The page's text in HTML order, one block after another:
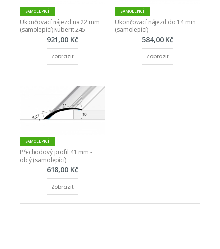
SAMOLEPICÍ
Ukončovací nájezd na 22 mm
(samolepící) Küberit 245
921,00 Kč
Zobrazit
SAMOLEPICÍ
Ukončovací nájezd do 14 mm
(samolepící)
584,00 Kč
Zobrazit
SAMOLEPICÍ
Přechodový profil 41 mm -
oblý (samolepící)
618,00 Kč
Zobrazit